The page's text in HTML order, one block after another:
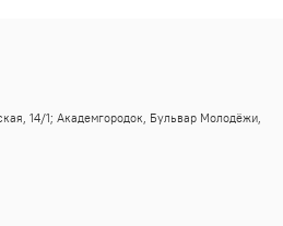
14/1; Академгородок, Бульвар Молодёжи,